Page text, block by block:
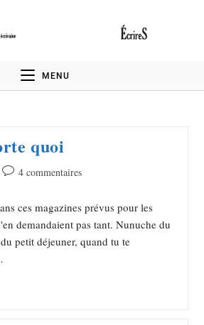
MENU
quoi
4 commentaires
ces magazines prévus pour les
demandaient pas tant. Nunuche du
petit déjeuner, quand tu te